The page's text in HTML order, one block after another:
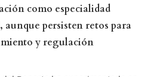
como especialidad
aunque persisten retos para
y regulación